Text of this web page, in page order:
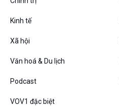
Kinh tế
Xã hội
Văn hoá & Du lịch
Podcast
VOV1 đặc biệt